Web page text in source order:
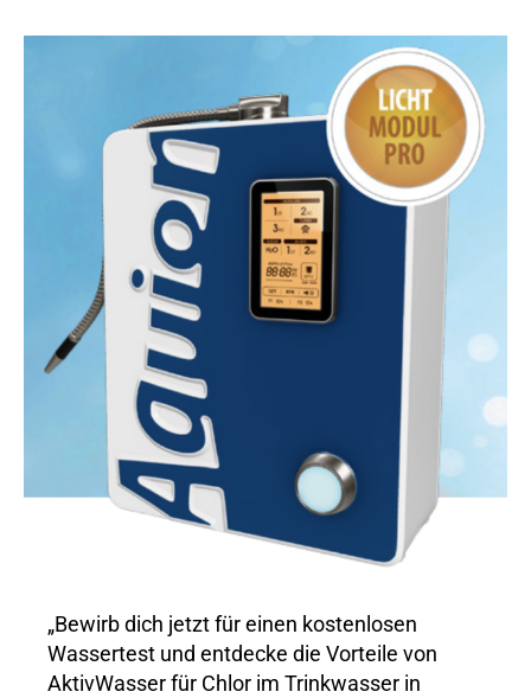
„Bewirb dich jetzt für einen kostenlosen
Wassertest und entdecke die Vorteile von
AktivWasser für Chlor im Trinkwasser in